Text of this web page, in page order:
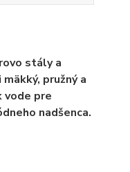
stály a
pružný a
vode pre
nadšenca.